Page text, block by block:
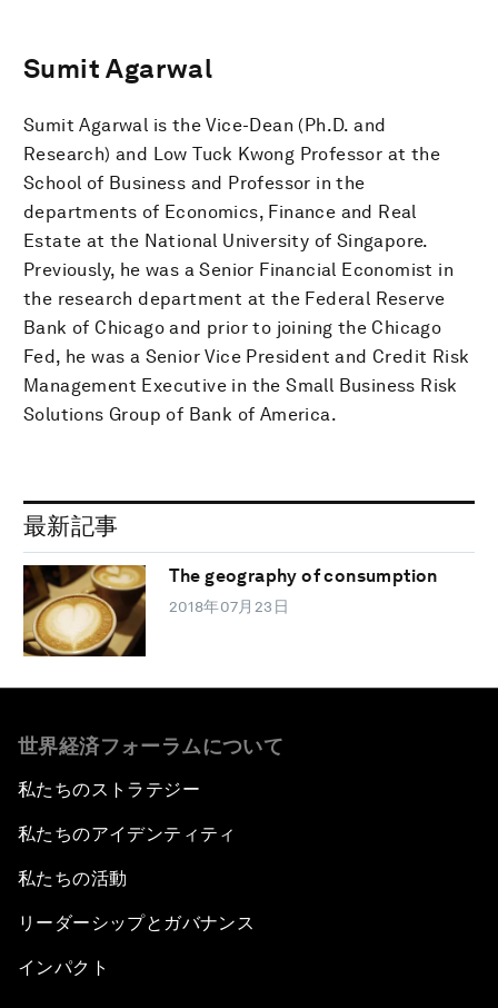
Sumit Agarwal
Sumit Agarwal is the Vice-Dean (Ph.D. and
Research) and Low Tuck Kwong Professor at the
School of Business and Professor in the
departments of Economics, Finance and Real
Estate at the National University of Singapore.
Previously, he was a Senior Financial Economist in
the research department at the Federal Reserve
Bank of Chicago and prior to joining the Chicago
Fed, he was a Senior Vice President and Credit Risk
Management Executive in the Small Business Risk
Solutions Group of Bank of America.
最新記事
The geography of consumption
2018年07月23日
世界経済フォーラムについて
私たちのストラテジー
私たちのアイデンティティ
私たちの活動
リーダーシップとガバナンス
インパクト